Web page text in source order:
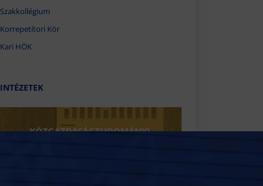
Szakkollégium
Korrepetítori Kör
Kari HÖK
INTÉZETEK
KÖZGAZDASÁGTUDOMÁNYI,